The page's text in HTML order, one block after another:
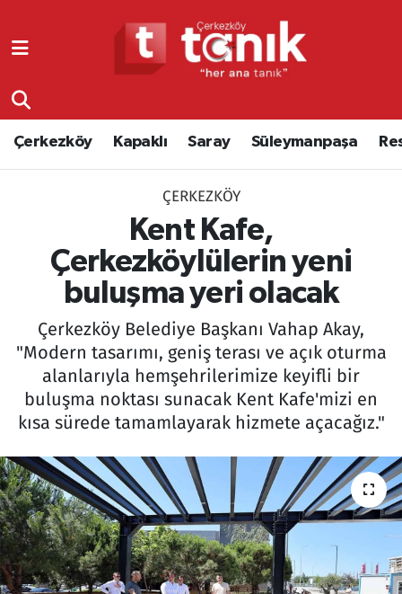
Çerkezköy Kapaklı Saray Süleymanpaşa
ÇERKEZKÖY
Kent Kafe,
Çerkezköylülerin yeni
buluşma yeri olacak
Çerkezköy Belediye Başkanı Vahap Akay,
"Modern tasarımı, geniş terası ve açık oturma
alanlarıyla hemşehrilerimize keyifli bir
buluşma noktası sunacak Kent Kafe'mizi en
kısa sürede tamamlayarak hizmete açacağız."
Resmi Reklamlar
Tekirdağ
Asayiş
Eğitim
Ekonomi
Siyaset
Foto Galeri
Video
Eğitim
Ekonomi
Ergene
Genel
Gündem
Kapaklı
Kırklareli
Kültür Sanat
Tekirdağ Nöbetçi Eczaneler
Tekirdağ Trafik Yoğunluk Haritası
Süper Lig Puan Durumu ve Fikstür
Tüm Manşetler
Son Dakika Haberleri
Haber Arşivi